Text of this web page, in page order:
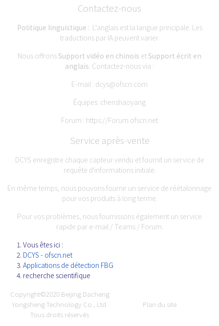
Contactez-nous
Politique linguistique : L'anglais est la langue principale. Les
traductions par IA peuvent varier.
Nous offronsSupport vidéo en chinois etSupport écrit en
anglais. Contactez-nous via :
E-mail : dcys@ofscn.com
Équipes: chenshaoyang
Forum : https://Forum.ofscn.net
Service après-vente
DCYS enregistre chaque capteur vendu et fournit un service de
requête d'informations initiale.
En même temps, nous pouvons fournir un service de réétalonnage
pour vos produits à long terme.
Pour vos problèmes, nous fournissons également un service
rapide par e-mail / Teams / Forum.
Vous êtes ici :
DCYS - ofscn.net
Applications de détection FBG
recherche scientifique
Copyright©2020 Beijing Dacheng
Yongsheng Technology Co., Ltd.
Tous droits réservés
Plan du site